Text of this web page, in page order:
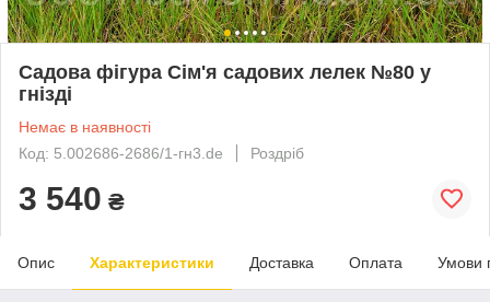
Садова фігура Сім'я садових лелек №80 у
гнізді
Немає в наявності
Код: 5.002686-2686/1-гн3.de
Роздріб
3 540 ₴
Опис Характеристики Доставка Оплата Умови